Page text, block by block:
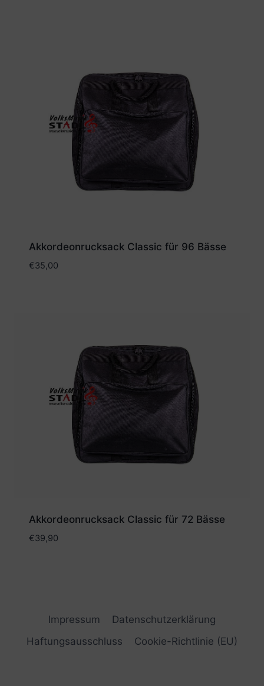
Akkordeonrucksack Classic für 96 Bässe
€35,00
Akkordeonrucksack Classic für 72 Bässe
€39,90
Impressum
Datenschutzerklärung
Haftungsausschluss
Cookie-Richtlinie (EU)